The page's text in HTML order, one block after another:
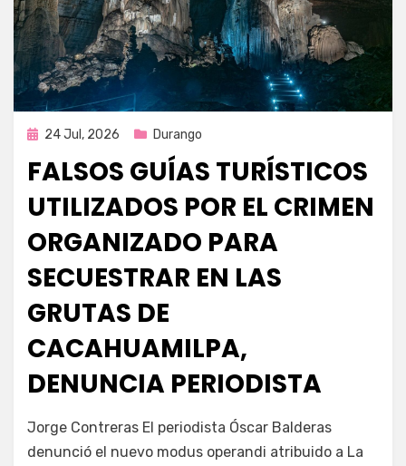
Publicada
24 Jul, 2026 Durango
FALSOS GUÍAS TURÍSTICOS
UTILIZADOS POR EL CRIMEN
ORGANIZADO PARA
SECUESTRAR EN LAS
GRUTAS DE
CACAHUAMILPA,
DENUNCIA PERIODISTA
Fernando Miranda Servín
Jorge Contreras El periodista Óscar Balderas
denunció el nuevo modus operandi atribuido a La